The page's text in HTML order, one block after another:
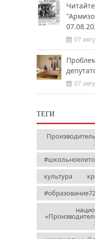
07
07
ТЕГИ
культура
#образование72